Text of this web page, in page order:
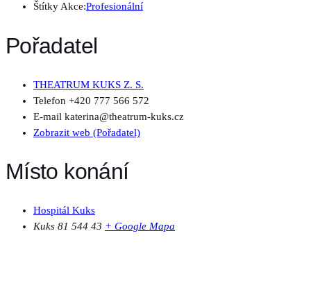
Štítky Akce:Profesionální
Pořadatel
THEATRUM KUKS Z. S.
Telefon +420 777 566 572
E-mail katerina@theatrum-kuks.cz
Zobrazit web (Pořadatel)
Místo konání
Hospitál Kuks
Kuks 81 544 43 + Google Mapa